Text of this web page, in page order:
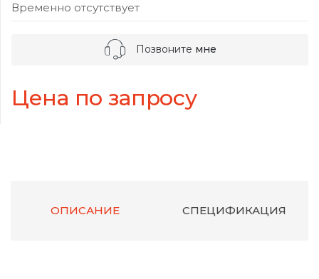
Временно отсутствует
Позвоните мне
Цена по запросу
ОПИСАНИЕ СПЕЦИФИКАЦИЯ